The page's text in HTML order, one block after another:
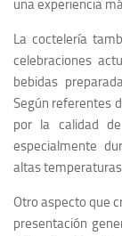
una experiencia
La coctelería
celebraciones
bebidas
Según referentes
por la calidad
especialmente
altas
Otro aspecto que
presentación